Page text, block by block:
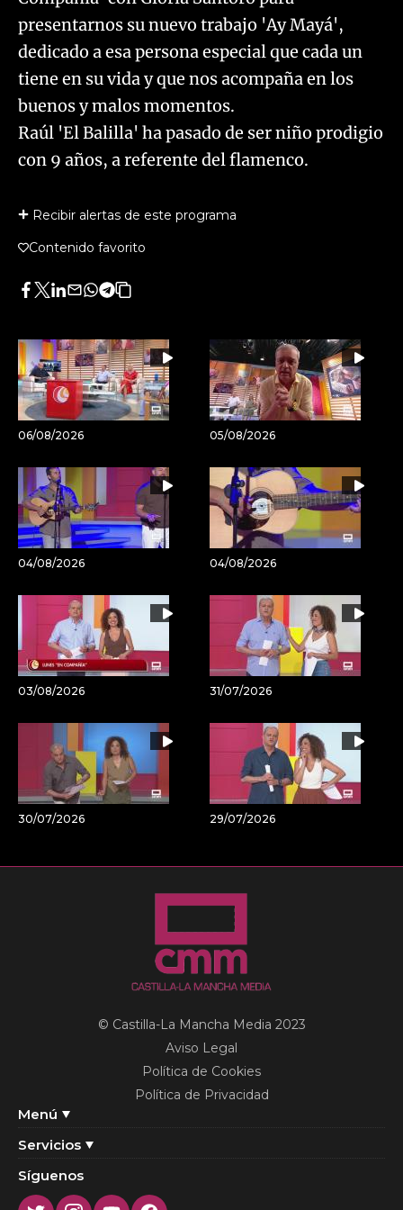
presentarnos su nuevo trabajo 'Ay Mayá',
dedicado a esa persona especial que cada un
tiene en su vida y que nos acompaña en los
buenos y malos momentos.
Raúl 'El Balilla' ha pasado de ser niño prodigio
con 9 años, a referente del flamenco.
Recibir alertas de este programa
Contenido favorito
Facebook
Twitter
LinkedIn
Enviar
Whatsapp
Telegram
Copiar
artículo
06/08/2026 05/08/2026
04/08/2026 04/08/2026
03/08/2026 31/07/2026
30/07/2026 29/07/2026
Menú
Servicios
© Castilla-La Mancha Media 2023
Aviso Legal
Política de Cookies
Política de Privacidad
Síguenos
TwitterInstagram
YoutubeFacebook